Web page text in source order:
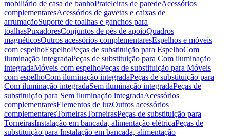
mobiliário de casa de banhoPrateleiras de paredeAcessórios
complementaresAcessórios de gavetas e caixas de
arrumaçãoSuporte de toalhas e ganchos para
toalhasPuxadoresConjuntos de pés de apoioQuadros
magnéticosOutros acessórios complementaresEspelhos e móveis
com espelhoEspelhoPeças de substituição para EspelhoCom
iluminação integradaPeças de substituição para Com iluminação
integradaMóveis com espelhoPeças de substituição para Móveis
com espelhoCom iluminação integradaPeças de substituição para
Com iluminação integradaSem iluminação integradaPeças de
substituição para Sem iluminação integradaAcessórios
complementaresElementos de luzOutros acessórios
complementaresTorneirasTorneirasPeças de substituição para
TorneirasInstalação em bancada, alimentação elétricaPeças de
substituição para Instalação em bancada, alimentação